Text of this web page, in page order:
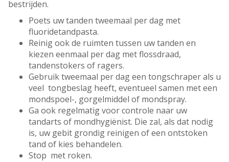
bestrijden.
Poets uw tanden tweemaal per dag met
fluoridetandpasta.
Reinig ook de ruimten tussen uw tanden en
kiezen eenmaal per dag met flossdraad,
tandenstokers of ragers.
Gebruik tweemaal per dag een tongschraper als u
veel tongbeslag heeft, eventueel samen met een
mondspoel-, gorgelmiddel of mondspray.
Ga ook regelmatig voor controle naar uw
tandarts of mondhygiënist. Die zal, als dat nodig
is, uw gebit grondig reinigen of een ontstoken
tand of kies behandelen.
Stop met roken.